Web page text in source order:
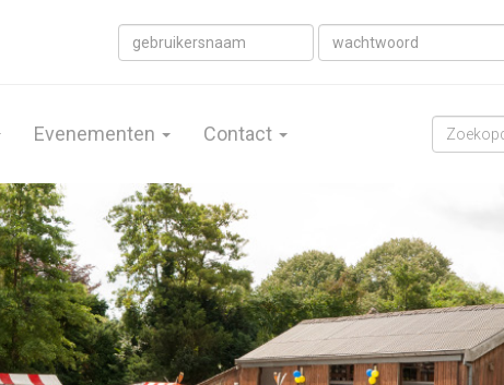
Evenementen Contact